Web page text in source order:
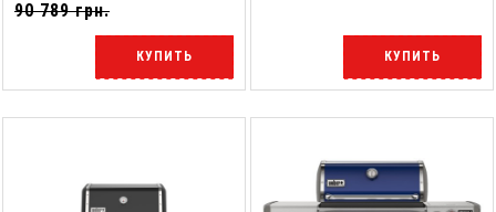
90 789 грн.
КУПИТЬ КУПИТЬ